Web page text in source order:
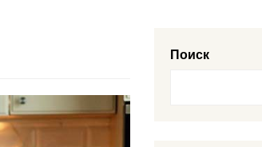
Поиск